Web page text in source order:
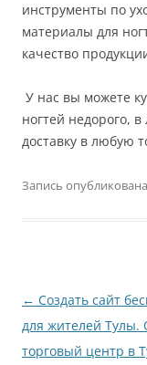
инструменты по
материалы для
качество
У нас вы можете
ногтей недорого,
доставку в любую
Запись опубликована
Навигация
по
записям
← Создать сайт
для жителей Тулы.
торговый центр в